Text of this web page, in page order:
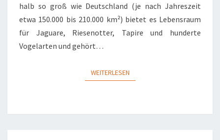
halb so groß wie Deutschland (je nach Jahreszeit
etwa 150.000 bis 210.000 km²) bietet es Lebensraum
für Jaguare, Riesenotter, Tapire und hunderte
Vogelarten und gehört…
WEITERLESENWEITERLESEN